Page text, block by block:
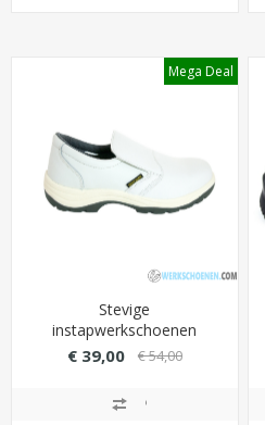
Mega Deal
Stevige
instapwerkschoenen
Safety Jogger X0500 S2
€ 39,00 € 54,00